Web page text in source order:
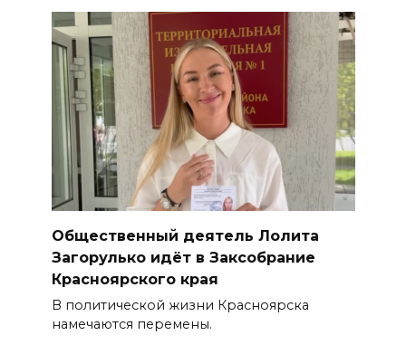
Общественный деятель Лолита
Загорулько идёт в Заксобрание
Красноярского края
В политической жизни Красноярска
намечаются перемены.